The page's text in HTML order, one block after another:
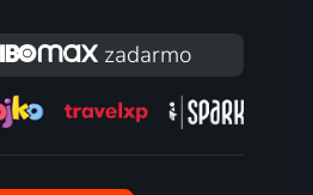
zadarmo